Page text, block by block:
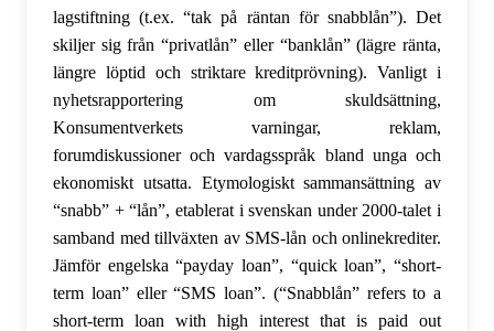
lagstiftning (t.ex. “tak på räntan för snabblån”). Det
skiljer sig från “privatlån” eller “banklån” (lägre ränta,
längre löptid och striktare kreditprövning). Vanligt i
nyhetsrapportering om skuldsättning,
Konsumentverkets varningar, reklam,
forumdiskussioner och vardagsspråk bland unga och
ekonomiskt utsatta. Etymologiskt sammansättning av
“snabb” + “lån”, etablerat i svenskan under 2000-talet i
samband med tillväxten av SMS-lån och onlinekrediter.
Jämför engelska “payday loan”, “quick loan”, “short-
term loan” eller “SMS loan”. (“Snabblån” refers to a
short-term loan with high interest that is paid out